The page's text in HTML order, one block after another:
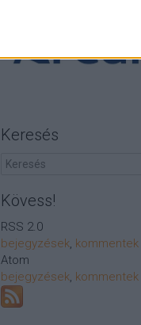
Keresés
Kövess!
RSS 2.0
bejegyzések, kommentek
Atom
bejegyzések, kommentek